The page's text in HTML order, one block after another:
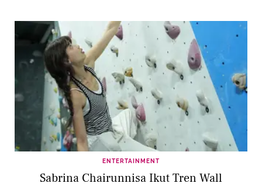
ENTERTAINMENT
Sabrina Chairunnisa Ikut Tren Wall